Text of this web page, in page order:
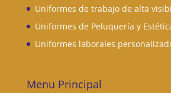
Uniformes de trabajo de alta
Uniformes de Peluquería y
Uniformes laborales
Menu Principal